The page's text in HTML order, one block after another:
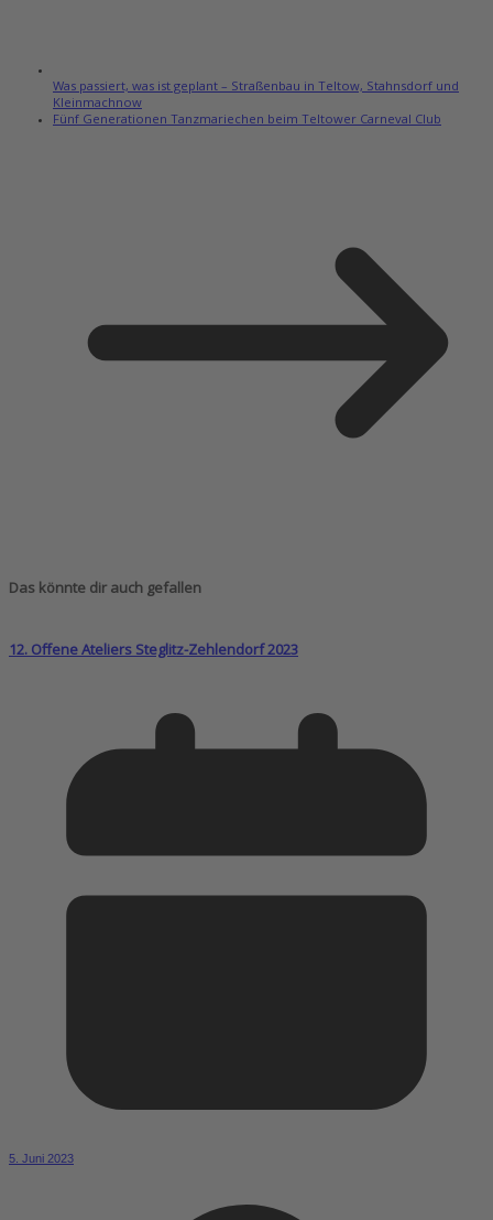
Was passiert, was ist geplant – Straßenbau in Teltow, Stahnsdorf und
Kleinmachnow
Fünf Generationen Tanzmariechen beim Teltower Carneval Club
Das könnte dir auch gefallen
12. Offene Ateliers Steglitz-Zehlendorf 2023
5. Juni 2023